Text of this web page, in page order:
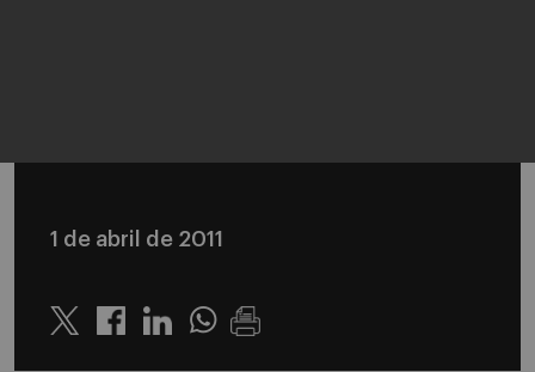
1 de abril de 2011
Twitter LinkedinWhatsapp